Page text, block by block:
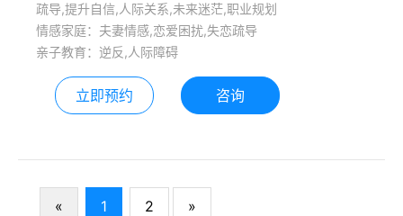
恐惧、抑郁情绪】【亲子教育等】 如果
你曾失去过人生最重要的东西，你的亲
人，你的爱人，于悲痛和不舍中，无法
割舍，请相信，那些曾经你爱过的人，
你珍惜过的这一切…..一定会再回来，但
我是你的彼岸大月亮🌙
疏导,提升自信,人际关系,未来迷茫,职业规划
情感家庭：夫妻情感,恋爱困扰,失恋疏导
亲子教育：逆反,人际障碍
立即预约 咨询
« 1 2 »